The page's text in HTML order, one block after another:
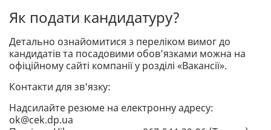
Як подати кандидатуру?
Детально ознайомитися з переліком вимог до
кандидатів та посадовими обов’язками можна на
офіційному сайті компанії у розділі «Вакансії».
Контакти для зв'язку:
Надсилайте резюме на електронну адресу:
ok@cek.dp.ua